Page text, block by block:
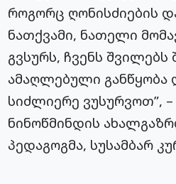
როგორც ღონისძიების
ნათქვამი, ნათელი
გვსურს, ჩვენს შვილებს
ამაღლებული განწყობა
სიძლიერე ვუსურვოთ”, –
ნინოწმინდის
პედაგოგმა, სუსამბარ